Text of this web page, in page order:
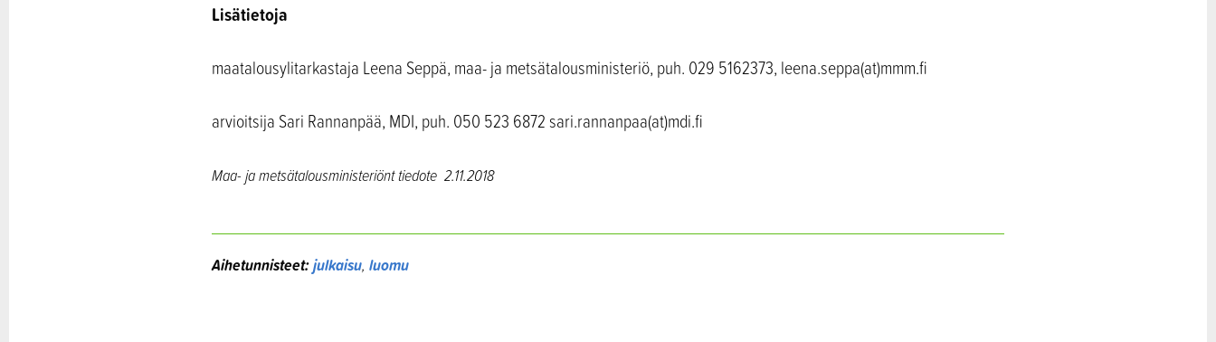
Lisätietoja
maatalousylitarkastaja Leena Seppä, maa- ja metsätalousministeriö, puh. 029 5162373, leena.seppa(at)mmm.fi
arvioitsija Sari Rannanpää, MDI, puh. 050 523 6872 sari.rannanpaa(at)mdi.fi
Maa- ja metsätalousministeriönt tiedote 2.11.2018
Aihetunnisteet:julkaisu, luomu